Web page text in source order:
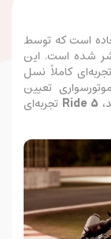
است که توسط
شده است. این
کاملاً نسل
تعیین
Ride 5 تجربه‌ای